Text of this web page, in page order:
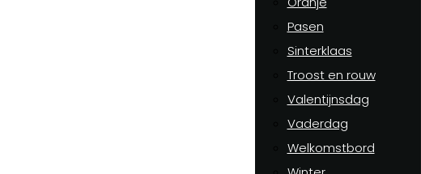
Pasen
Sinterklaas
Troost en rouw
Valentijnsdag
Vaderdag
Welkomstbord